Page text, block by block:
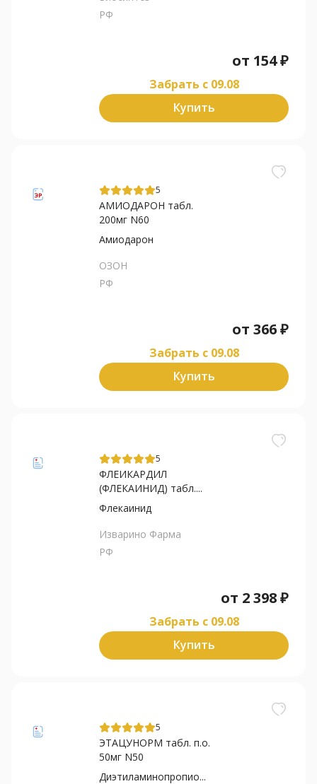
РФ
от 154₽
Забрать c 09.08
Купить
5
АМИОДАРОН табл.
200мг N60
Амиодарон
ОЗОН
РФ
от 366₽
Забрать c 09.08
Купить
5
ФЛЕИКАРДИЛ
(ФЛЕКАИНИД) табл....
Флекаинид
Изварино Фарма
РФ
от 2 398₽
Забрать c 09.08
Купить
5
ЭТАЦУНОРМ табл. п.о.
50мг N50
Диэтиламинопропио...